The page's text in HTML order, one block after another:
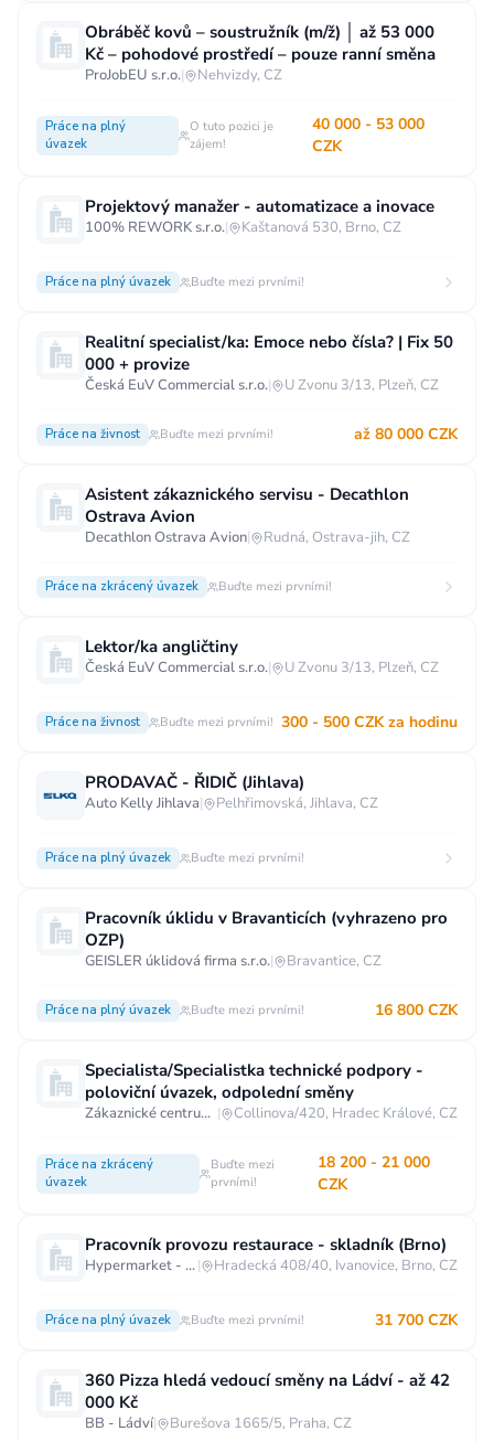
Obráběč kovů – soustružník (m/ž) │ až 53 000
Kč – pohodové prostředí – pouze ranní směna
ProJobEU s.r.o.| Nehvizdy, CZ
Práce na plný
úvazek
O tuto pozici je
zájem!
40 000 - 53 000
CZK
Projektový manažer - automatizace a inovace
100% REWORK s.r.o.| Kaštanová 530, Brno, CZ
Práce na plný úvazek Buďte mezi prvními!
Realitní specialist/ka: Emoce nebo čísla? | Fix 50
000 + provize
Česká EuV Commercial s.r.o.| U Zvonu 3/13, Plzeň, CZ
Práce na živnost Buďte mezi prvními! až 80 000 CZK
Asistent zákaznického servisu - Decathlon
Ostrava Avion
Decathlon Ostrava Avion| Rudná, Ostrava-jih, CZ
Práce na zkrácený úvazek Buďte mezi prvními!
Lektor/ka angličtiny
Česká EuV Commercial s.r.o.| U Zvonu 3/13, Plzeň, CZ
Práce na živnost Buďte mezi prvními! 300 - 500 CZK za hodinu
PRODAVAČ - ŘIDIČ (Jihlava)
Auto Kelly Jihlava| Pelhřimovská, Jihlava, CZ
Práce na plný úvazek Buďte mezi prvními!
Pracovník úklidu v Bravanticích (vyhrazeno pro
OZP)
GEISLER úklidová firma s.r.o.| Bravantice, CZ
Práce na plný úvazek Buďte mezi prvními! 16 800 CZK
Specialista/Specialistka technické podpory -
poloviční úvazek, odpolední směny
Zákaznické centrum T-Mobile | Collinova/420, Hradec Králové, CZ
Práce na zkrácený
úvazek
Buďte mezi
prvními!
18 200 - 21 000
CZK
Pracovník provozu restaurace - skladník (Brno)
Hypermarket - Brno| Hradecká 408/40, Ivanovice, Brno, CZ
Práce na plný úvazek Buďte mezi prvními! 31 700 CZK
360 Pizza hledá vedoucí směny na Ládví - až 42
000 Kč
BB - Ládví| Burešova 1665/5, Praha, CZ